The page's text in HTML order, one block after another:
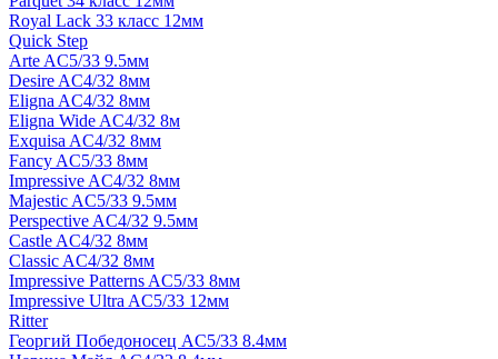
Royal Lack 33 класс 12мм
Quick Step
Arte AC5/33 9.5мм
Desire AC4/32 8мм
Eligna AC4/32 8мм
Eligna Wide AC4/32 8м
Exquisa AC4/32 8мм
Fancy AC5/33 8мм
Impressive AC4/32 8мм
Majestic AC5/33 9.5мм
Perspective AC4/32 9.5мм
Castle AC4/32 8мм
Classic AC4/32 8мм
Impressive Patterns AC5/33 8мм
Impressive Ultra AC5/33 12мм
Ritter
Георгий Победоносец AC5/33 8.4мм